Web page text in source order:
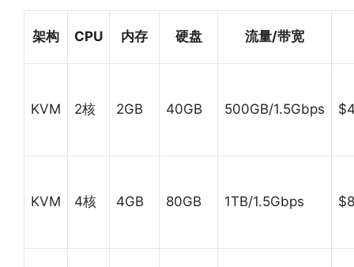
架构 CPU 内存 硬盘 流量/带宽
KVM 2核 2GB 40GB 500GB/1.5Gbps
KVM 4核 4GB 80GB 1TB/1.5Gbps